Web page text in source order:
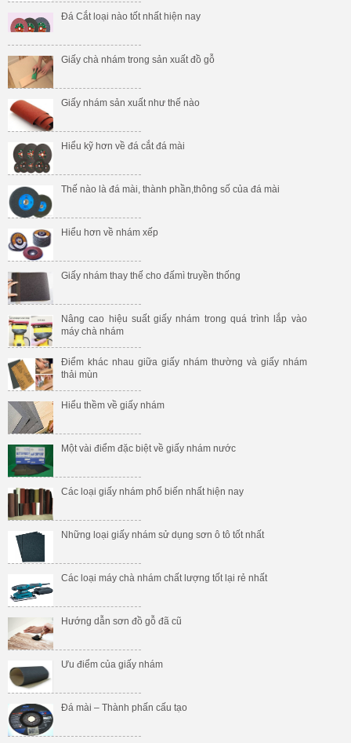
Đá Cắt loại nào tốt nhất hiện nay
Giấy chà nhám trong sản xuất đồ gỗ
Giấy nhám sản xuất như thế nào
Hiểu kỹ hơn về đá cắt đá mài
Thế nào là đá mài, thành phần,thông số của đá mài
Hiểu hơn về nhám xếp
Giấy nhám thay thế cho đấmì truyền thống
Nâng cao hiệu suất giấy nhám trong quá trình lắp vào
máy chà nhám
Điểm khác nhau giữa giấy nhám thường và giấy nhám
thải mùn
Hiểu thềm về giấy nhám
Một vài điểm đặc biệt về giấy nhám nước
Các loại giấy nhám phổ biến nhất hiện nay
Những loại giấy nhám sử dụng sơn ô tô tốt nhất
Các loại máy chà nhám chất lượng tốt lại rẻ nhất
Hướng dẫn sơn đồ gỗ đã cũ
Ưu điểm của giấy nhám
Đá mài – Thành phấn cấu tạo